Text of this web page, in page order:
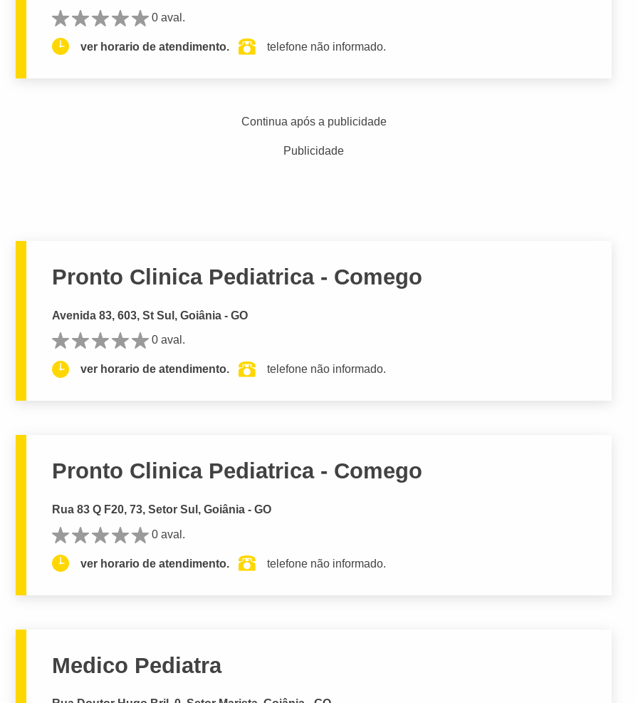
0 aval.
ver horario de atendimento. telefone não informado.
Continua após a publicidade
Publicidade
Pronto Clinica Pediatrica - Comego
Avenida 83, 603, St Sul, Goiânia - GO
0 aval.
ver horario de atendimento. telefone não informado.
Pronto Clinica Pediatrica - Comego
Rua 83 Q F20, 73, Setor Sul, Goiânia - GO
0 aval.
ver horario de atendimento. telefone não informado.
Medico Pediatra